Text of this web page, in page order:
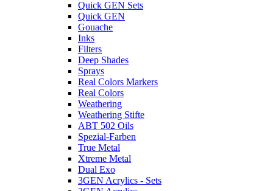
Quick GEN Sets
Quick GEN
Gouache
Inks
Filters
Deep Shades
Sprays
Real Colors Markers
Real Colors
Weathering
Weathering Stifte
ABT 502 Oils
Spezial-Farben
True Metal
Xtreme Metal
Dual Exo
3GEN Acrylics - Sets